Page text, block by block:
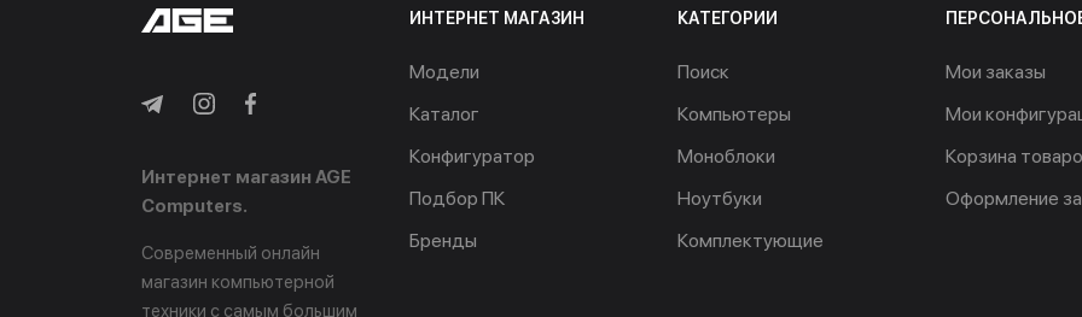
Интернет магазин AGE
Computers.
Современный онлайн
магазин компьютерной
техники с самым большим
ИНТЕРНЕТ МАГАЗИН
Модели
Каталог
Конфигуратор
Подбор ПК
Бренды
КАТЕГОРИИ
Поиск
Компьютеры
Моноблоки
Ноутбуки
Комплектующие
Мои заказы
Мои
Корзина
Оформление